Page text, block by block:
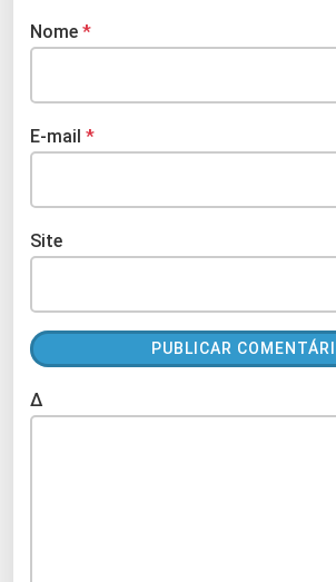
Nome *
E-mail *
Site
Δ